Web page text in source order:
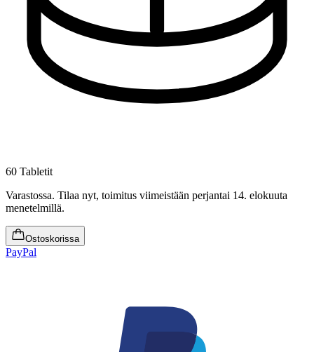
60 Tabletit
Varastossa. Tilaa nyt, toimitus viimeistään perjantai 14. elokuuta
menetelmillä.
Ostoskorissa
PayPal